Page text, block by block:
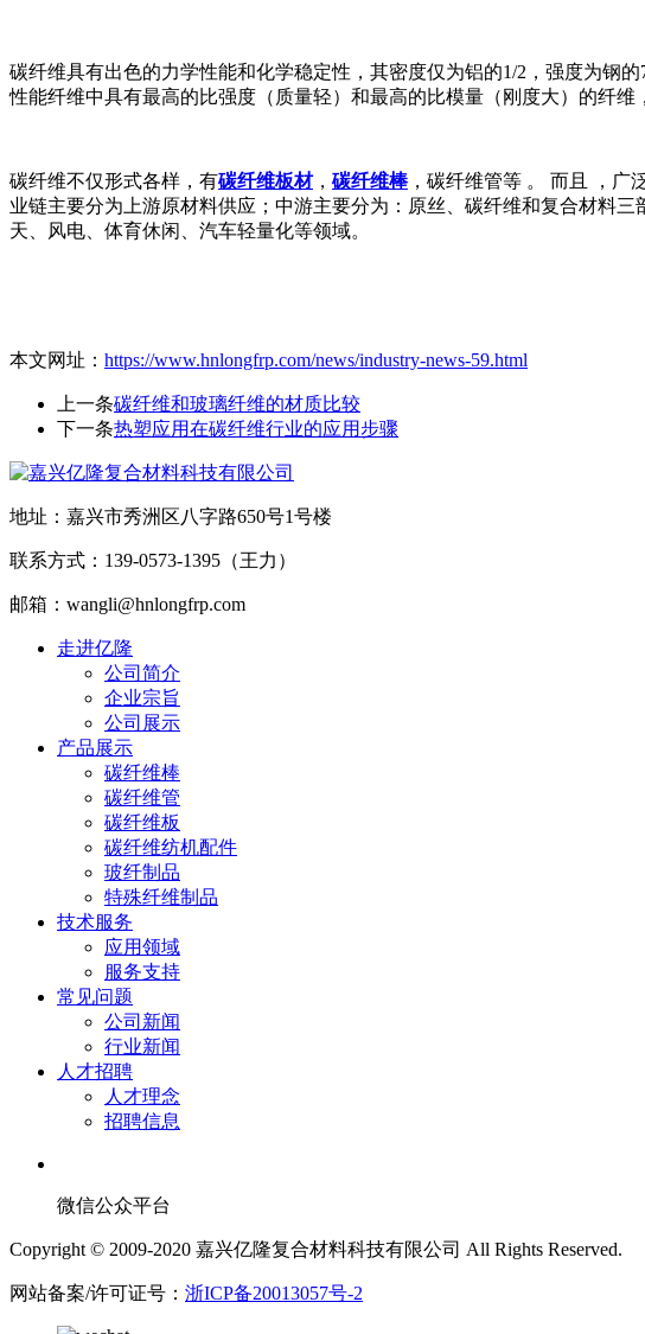
碳纤维具有出色的力学性能和化学稳定性，其密度仅为铝的1/2，强度为钢
性能纤维中具有最高的比强度（质量轻）和最高的比模量（刚度大）的纤维
碳纤维不仅形式各样，有碳纤维板材， 碳纤维棒，碳纤维管等 。 而且 ，广
业链主要分为上游原材料供应；中游主要分为：原丝、碳纤维和复合材料三
天、风电、体育休闲、汽车轻量化等领域。
本文网址： https://www.hnlongfrp.com/news/industry-news-59.html
上一条碳纤维和玻璃纤维的材质比较
下一条热塑应用在碳纤维行业的应用步骤
地址：嘉兴市秀洲区八字路650号1号楼
联系方式：139-0573-1395（王力）
邮箱：wangli@hnlongfrp.com
走进亿隆
公司简介
企业宗旨
公司展示
产品展示
碳纤维棒
碳纤维管
碳纤维板
碳纤维纺机配件
玻纤制品
特殊纤维制品
技术服务
应用领域
服务支持
常见问题
公司新闻
行业新闻
人才招聘
人才理念
招聘信息
微信公众平台
Copyright © 2009-2020 嘉兴亿隆复合材料科技有限公司 All Rights Reserved.
网站备案/许可证号： 浙ICP备20013057号-2